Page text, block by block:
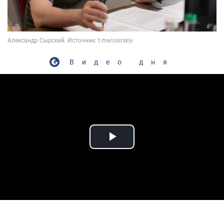
Видео дня
Play Video